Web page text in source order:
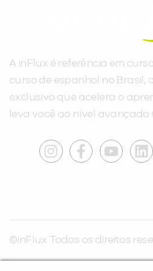
A inFlux é referência em
curso de espanhol no Brasil,
exclusivo que acelera o
leva você ao nível avançado
©inFlux Todos os direitos